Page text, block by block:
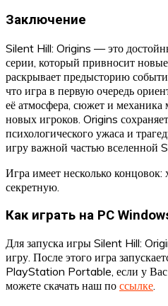
Заключение
Silent Hill: Origins — это
серии, который привносит
раскрывает предысторию
что игра в первую очередь
её атмосфера, сюжет и механика
новых игроков. Origins
психологического ужаса и
игру важной частью вселенной
Игра имеет несколько
секретную.
Как играть на PC
Для запуска игры Silent Hill:
игру. После этого игра
PlayStation Portable, если у Вас
можете скачать наш по ссылке.